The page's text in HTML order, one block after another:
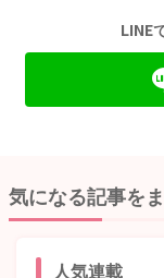
LINE
気になる記事を
人気連載